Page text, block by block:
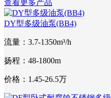
查看更多产品
DY型多级油泵(BB4)
流量：3.7-1350m³/h
扬程：48-1800m
价格：1.45-26.5万